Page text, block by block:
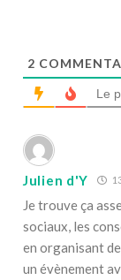
2
Le
Julien d'Y
Je trouve ça
sociaux, les
en organisant
un évènement